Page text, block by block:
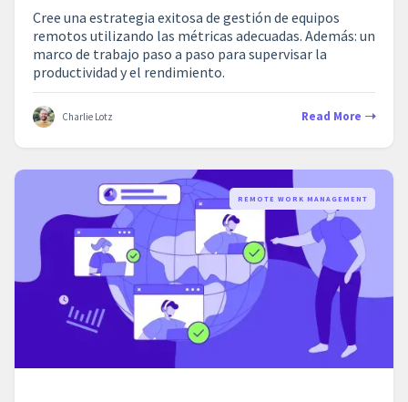
Cree una estrategia exitosa de gestión de equipos
remotos utilizando las métricas adecuadas. Además: un
marco de trabajo paso a paso para supervisar la
productividad y el rendimiento.
Charlie Lotz Read More
REMOTE WORK MANAGEMENT